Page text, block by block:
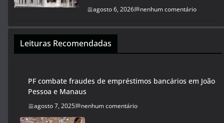
agosto 6, 2026 nenhum comentário
Leituras Recomendadas
PF combate fraudes de empréstimos bancários em João
Pessoa e Manaus
agosto 7, 2025 nenhum comentário